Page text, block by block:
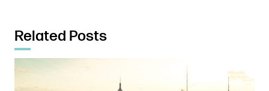
Related Posts